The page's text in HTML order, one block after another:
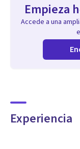
Empieza
Accede a una
Experiencia